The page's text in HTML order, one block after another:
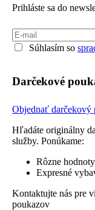
Prihláste sa do
Súhlasím so
Darčekové
Objednať darčekový
Hľadáte originálny
služby. Ponúkame:
Rôzne
Expresné
Kontaktujte nás pre
poukazov